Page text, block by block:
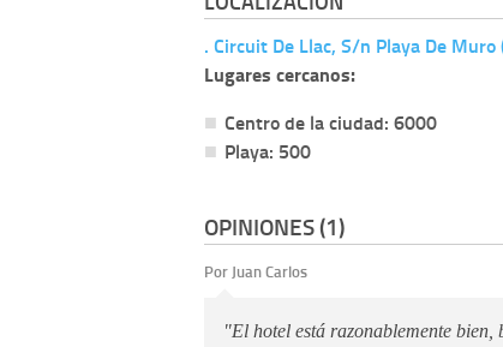
. Circuit De Llac, S/n Playa De
Lugares cercanos:
Centro de la ciudad: 6000
Playa: 500
OPINIONES (1)
Por Juan Carlos
"El hotel está razonablemente